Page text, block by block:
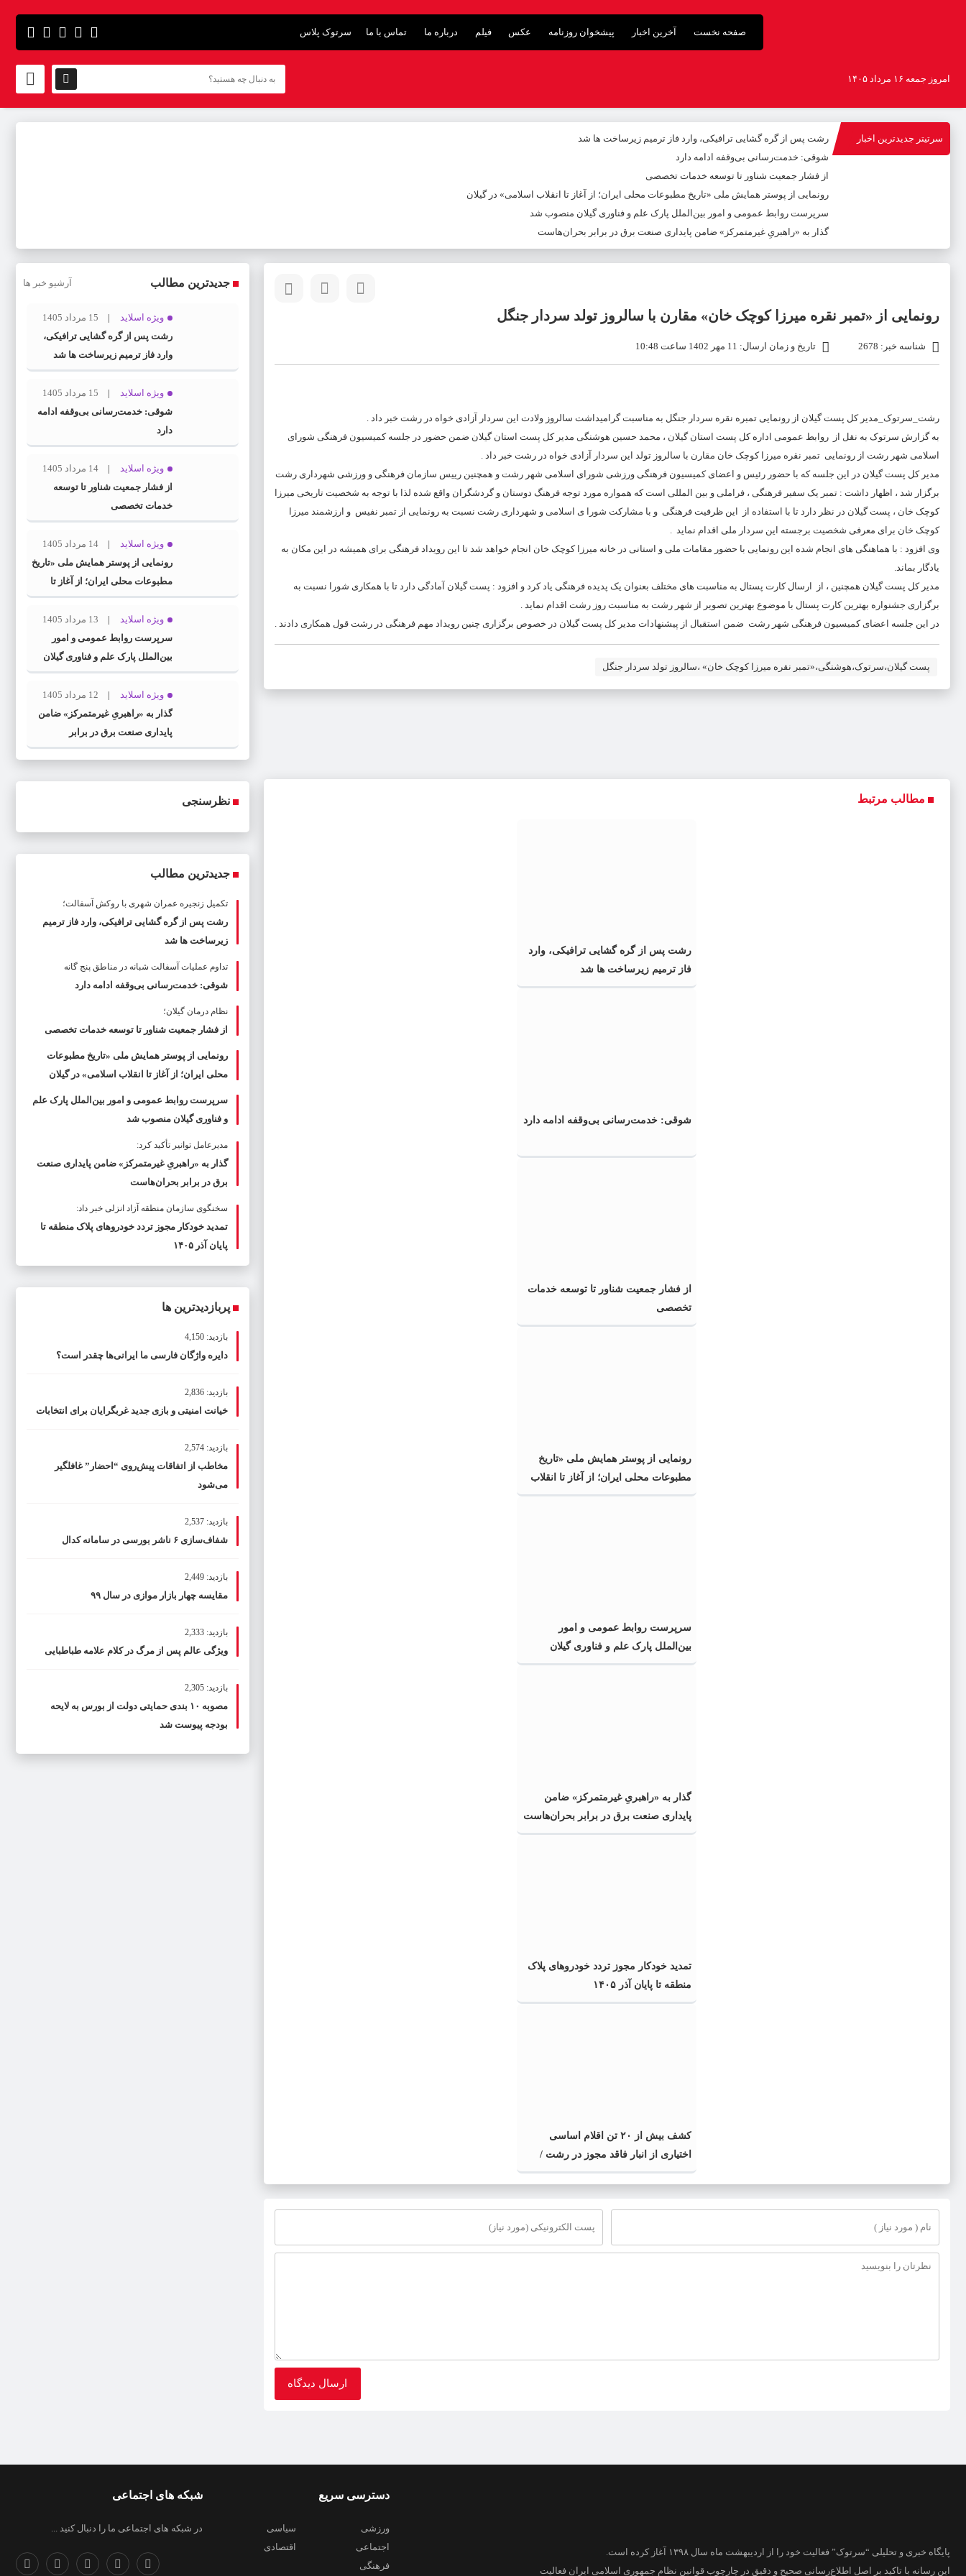
صفحه نخست آخرین اخبار پیشخوان روزنامه عکس فیلم درباره ما تماس با ما سرتوک پلاس
امروز جمعه ۱۶ مرداد ۱۴۰۵
سرتیتر جدیدترین اخبار
رشت پس از گره گشایی ترافیکی، وارد فاز ترمیم زیرساخت ها شد
شوقی: خدمت‌رسانی بی‌وقفه ادامه دارد
از فشار جمعیت شناور تا توسعه خدمات تخصصی
رونمایی از پوستر همایش ملی «تاریخ مطبوعات محلی ایران؛ از آغاز تا انقلاب اسلامی» در گیلان
سرپرست روابط عمومی و امور بین‌الملل پارک علم و فناوری گیلان منصوب شد
گذار به «راهبریِ غیرمتمرکز» ضامن پایداری صنعت برق در برابر بحران‌هاست
رونمایی از «تمبر نقره میرزا کوچک خان» مقارن با سالروز تولد سردار جنگل
شناسه خبر: 2678 تاریخ و زمان ارسال: 11 مهر 1402 ساعت 10:48
رشت_سرتوک_مدیر کل پست گیلان از رونمایی تمبره نقره سردار جنگل به مناسبت گرامیداشت سالروز ولادت این سردار آزادی خواه در رشت خبر داد .
به گزارش سرتوک به نقل از روابط عمومی اداره کل پست استان گیلان ، محمد حسین هوشنگی مدیر کل پست استان گیلان ضمن حضور در جلسه کمیسیون فرهنگی شورای
اسلامی شهر رشت از رونمایی تمبر نقره میرزا کوچک خان مقارن با سالروز تولد این سردار آزادی خواه در رشت خبر داد .
مدیر کل پست گیلان در این جلسه که با حضور رئیس و اعضای کمیسیون فرهنگی ورزشی شورای اسلامی شهر رشت و همچنین رییس سازمان فرهنگی و ورزشی شهرداری رشت
برگزار شد ، اظهار داشت : تمبر یک سفیر فرهنگی ، فراملی و بین المللی است که همواره مورد توجه فرهنگ دوستان و گردشگران واقع شده لذا با توجه به شخصیت تاریخی میرزا
کوچک خان ، پست گیلان در نظر دارد تا با استفاده از این ظرفیت فرهنگی و با مشارکت شورا ی اسلامی و شهرداری رشت نسبت به رونمایی از تمبر نفیس و ارزشمند میرزا
کوچک خان برای معرفی شخصیت برجسته این سردار ملی اقدام نماید .
وی افزود : با هماهنگی های انجام شده این رونمایی با حضور مقامات ملی و استانی در خانه میرزا کوچک خان انجام خواهد شد تا این رویداد فرهنگی برای همیشه در این مکان به
یادگار بماند.
مدیر کل پست گیلان همچنین ، از ارسال کارت پستال به مناسبت های مختلف بعنوان یک پدیده فرهنگی یاد کرد و افزود : پست گیلان آمادگی دارد تا با همکاری شورا نسبت به
برگزاری جشنواره بهترین کارت پستال با موضوع بهترین تصویر از شهر رشت به مناسبت روز رشت اقدام نماید .
در این جلسه اعضای کمیسیون فرهنگی شهر رشت ضمن استقبال از پیشنهادات مدیر کل پست گیلان در خصوص برگزاری چنین رویداد مهم فرهنگی در رشت قول همکاری دادند .
پست گیلان،سرتوک،هوشنگی،«تمبر نقره میرزا کوچک خان» ،سالروز تولد سردار جنگل
مطالب مرتبط
رشت پس از گره گشایی ترافیکی، وارد
فاز ترمیم زیرساخت ها شد
شوقی: خدمت‌رسانی بی‌وقفه ادامه دارد
از فشار جمعیت شناور تا توسعه خدمات
تخصصی
رونمایی از پوستر همایش ملی «تاریخ
مطبوعات محلی ایران؛ از آغاز تا انقلاب
اسلامی» در گیلان
سرپرست روابط عمومی و امور
بین‌الملل پارک علم و فناوری گیلان
منصوب شد
گذار به «راهبریِ غیرمتمرکز» ضامن
پایداری صنعت برق در برابر بحران‌هاست
تمدید خودکار مجوز تردد خودروهای پلاک
منطقه تا پایان آذر ۱۴۰۵
کشف بیش از ۲۰ تن اقلام اساسی
اختیاری از انبار فاقد مجوز در رشت /
کشف بیش از ۲ تن اقلام تاریخ مصرف
جدیدترین مطالب آرشیو خبر ها
ویژه اسلاید
15 مرداد 1405
رشت پس از گره گشایی ترافیکی،
وارد فاز ترمیم زیرساخت ها شد
ویژه اسلاید
15 مرداد 1405
شوقی: خدمت‌رسانی بی‌وقفه ادامه
دارد
ویژه اسلاید
14 مرداد 1405
از فشار جمعیت شناور تا توسعه
خدمات تخصصی
ویژه اسلاید
14 مرداد 1405
رونمایی از پوستر همایش ملی «تاریخ
مطبوعات محلی ایران؛ از آغاز تا
انقلاب اسلامی» در گیلان
ویژه اسلاید
13 مرداد 1405
سرپرست روابط عمومی و امور
بین‌الملل پارک علم و فناوری گیلان
منصوب شد
ویژه اسلاید
12 مرداد 1405
گذار به «راهبریِ غیرمتمرکز» ضامن
پایداری صنعت برق در برابر
بحران‌هاست
نظرسنجی
جدیدترین مطالب
تکمیل زنجیره عمران شهری با روکش آسفالت؛
رشت پس از گره گشایی ترافیکی، وارد فاز ترمیم
زیرساخت ها شد
تداوم عملیات آسفالت‌ شبانه در مناطق پنج گانه
شوقی: خدمت‌رسانی بی‌وقفه ادامه دارد
نظام درمان گیلان؛
از فشار جمعیت شناور تا توسعه خدمات تخصصی
رونمایی از پوستر همایش ملی «تاریخ مطبوعات
محلی ایران؛ از آغاز تا انقلاب اسلامی» در گیلان
سرپرست روابط عمومی و امور بین‌الملل پارک علم
و فناوری گیلان منصوب شد
مدیرعامل توانیر تأکید کرد:
گذار به «راهبریِ غیرمتمرکز» ضامن پایداری صنعت
برق در برابر بحران‌هاست
سخنگوی سازمان منطقه آزاد انزلی خبر داد:
تمدید خودکار مجوز تردد خودروهای پلاک منطقه تا
پایان آذر ۱۴۰۵
پربازدیدترین ها
بازدید: 4,150
دایره واژگان فارسی ما ایرانی‌ها چقدر است؟
بازدید: 2,836
خیانت امنیتی و بازی جدید غربگرایان برای انتخابات
بازدید: 2,574
مخاطب از اتفاقات پیش‌روی “احضار” غافلگیر
می‌شود
بازدید: 2,537
شفاف‌سازی ۶ ناشر بورسی در سامانه کدال
بازدید: 2,449
مقایسه چهار بازار موازی در سال ۹۹
بازدید: 2,333
ویژگی عالم پس از مرگ در کلام علامه طباطبایی
بازدید: 2,305
مصوبه ۱۰ بندی حمایتی دولت از بورس به لایحه
بودجه پیوست شد
پایگاه خبری و تحلیلی “سرتوک” فعالیت خود را از اردیبهشت ماه سال ۱۳۹۸ آغاز کرده است.
این رسانه با تاکید بر اصل اطلاع‌رسانی صحیح و دقیق در چارچوب قوانین نظام جمهوری اسلامی ایران فعالیت
شبکه های اجتماعی
در شبکه های اجتماعی ما را دنبال کنید ...
دسترسی سریع
ورزشی
سیاسی
اجتماعی
اقتصادی
فرهنگی